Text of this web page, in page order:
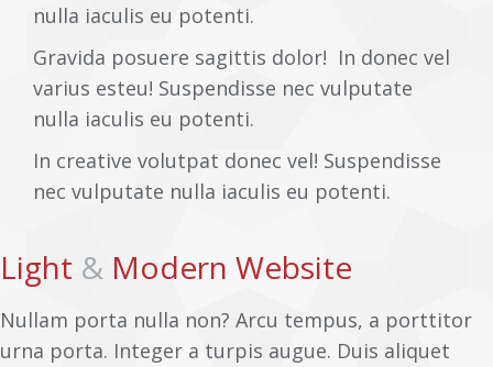
nulla iaculis eu potenti.
Gravida posuere sagittis dolor! In donec vel
varius esteu! Suspendisse nec vulputate
nulla iaculis eu potenti.
In creative volutpat donec vel! Suspendisse
nec vulputate nulla iaculis eu potenti.
Light & Modern Website
Nullam porta nulla non? Arcu tempus, a porttitor
urna porta. Integer a turpis augue. Duis aliquet